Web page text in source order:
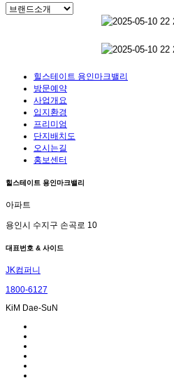
힐스테이트 용인마크밸리
방문예약
사업개요
입지환경
프리미엄
단지배치도
오시는길
홍보센터
힐스테이트 용인마크밸리
아파트
용인시 수지구 손곡로 10
대표번호 & 사이드
JK컴퍼니
1800-6127
KiM Dae-SuN